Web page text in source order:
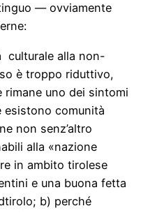
— ovviamente
culturale alla non-
è troppo riduttivo,
rimane uno dei sintomi
esistono comunità
non senz’altro
alla «nazione
in ambito tirolese
e una buona fetta
b) perché